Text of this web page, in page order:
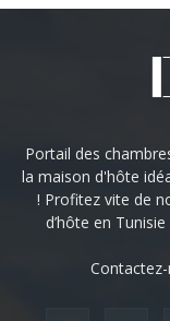
Portail des
la maison d'hôte
! Profitez vite de
d’hôte en